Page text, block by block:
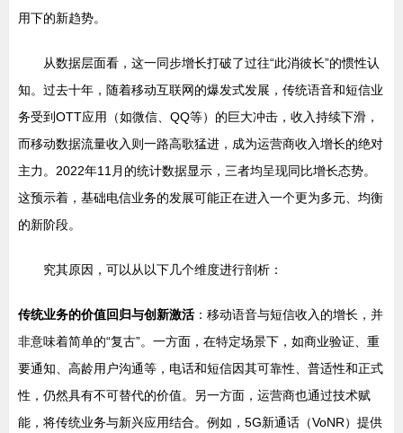
用下的新趋势。
从数据层面看，这一同步增长打破了过往“此消彼长”的惯性认
知。过去十年，随着移动互联网的爆发式发展，传统语音和短信业
务受到OTT应用（如微信、QQ等）的巨大冲击，收入持续下滑，
而移动数据流量收入则一路高歌猛进，成为运营商收入增长的绝对
主力。2022年11月的统计数据显示，三者均呈现同比增长态势。
这预示着，基础电信业务的发展可能正在进入一个更为多元、均衡
的新阶段。
究其原因，可以从以下几个维度进行剖析：
传统业务的价值回归与创新激活 ：移动语音与短信收入的增长，并
非意味着简单的“复古”。一方面，在特定场景下，如商业验证、重
要通知、高龄用户沟通等，电话和短信因其可靠性、普适性和正式
性，仍然具有不可替代的价值。另一方面，运营商也通过技术赋
能，将传统业务与新兴应用结合。例如，5G新通话（VoNR）提供